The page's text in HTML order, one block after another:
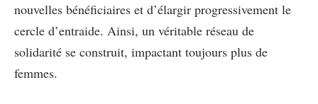
nouvelles bénéficiaires et d’élargir progressivement le
cercle d’entraide. Ainsi, un véritable réseau de
solidarité se construit, impactant toujours plus de
femmes.